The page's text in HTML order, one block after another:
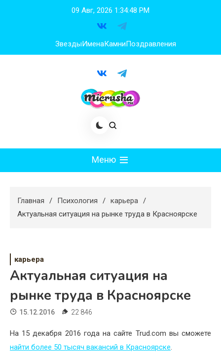
09 Авг, 2026 1:34:49 PM
ЗвездыИменаКамниПоздравления
Меню
Худеем
Свадьба
Жизнь
Хобби
Красота
Главная Психология
карьера
Актуальная ситуация на рынке труда в Красноярске
карьера
Актуальная ситуация на
рынке труда в Красноярске
15.12.2016 22 846
На 15 декабря 2016 года на сайте Trud.com вы сможете
найти более 50 тысяч вакансий в Красноярске.